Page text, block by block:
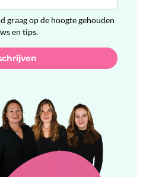
graag op de hoogte gehouden
en tips.